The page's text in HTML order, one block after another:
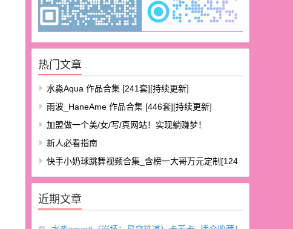
热门文章
水淼aqua 作品合集 [241套][持续更新]
雨波_HaneAme 作品合集 [446套][持续更新]
加盟做一个美/女/写/真网站！实现躺赚梦！
新人必看指南
快手小奶球跳舞视频合集_含榜一大哥万元定制[124
V/8.48G]
近期文章